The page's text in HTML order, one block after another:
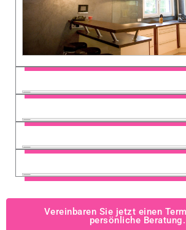
Vereinbaren Sie jetzt einen
persönliche Beratung.